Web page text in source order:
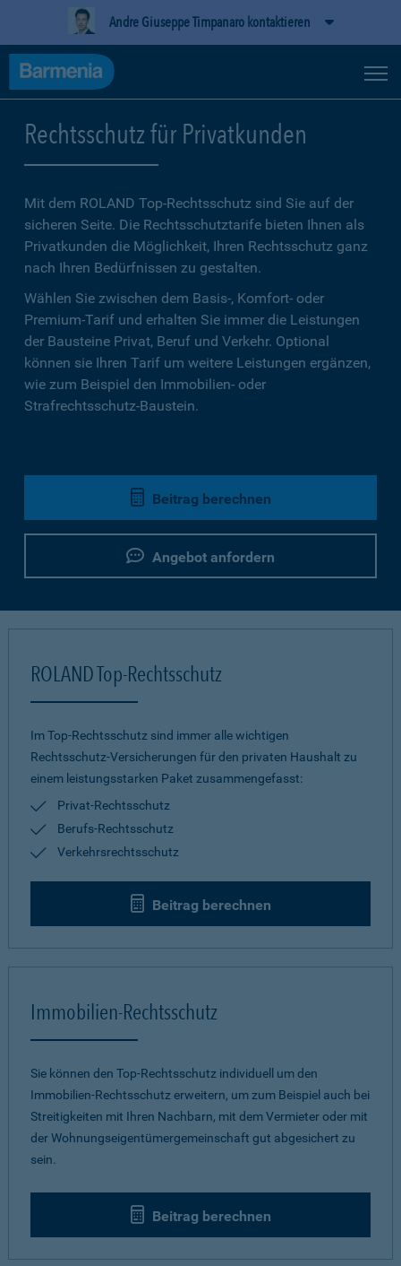
Andre Giuseppe Timpanaro kontaktieren
Rechtsschutz für Privatkunden
Mit dem ROLAND Top-Rechtsschutz sind Sie auf der
sicheren Seite. Die Rechtsschutztarife bieten Ihnen als
Privatkunden die Möglichkeit, Ihren Rechtsschutz ganz
nach Ihren Bedürfnissen zu gestalten.
Wählen Sie zwischen dem Basis-, Komfort- oder
Premium-Tarif und erhalten Sie immer die Leistungen
der Bausteine Privat, Beruf und Verkehr. Optional
können sie Ihren Tarif um weitere Leistungen ergänzen,
wie zum Beispiel den Immobilien- oder
Strafrechtsschutz-Baustein.
Beitrag berechnen
Angebot anfordern
ROLAND Top-Rechtsschutz
Im Top-Rechtsschutz sind immer alle wichtigen
Rechtsschutz-Versicherungen für den privaten Haushalt zu
einem leistungsstarken Paket zusammengefasst:
Privat-Rechtsschutz
Berufs-Rechtsschutz
Verkehrsrechtsschutz
Beitrag berechnen
Immobilien-Rechtsschutz
Sie können den Top-Rechtsschutz individuell um den
Immobilien-Rechtsschutz erweitern, um zum Beispiel auch bei
Streitigkeiten mit Ihren Nachbarn, mit dem Vermieter oder mit
der Wohnungseigentümergemeinschaft gut abgesichert zu
sein.
Beitrag berechnen